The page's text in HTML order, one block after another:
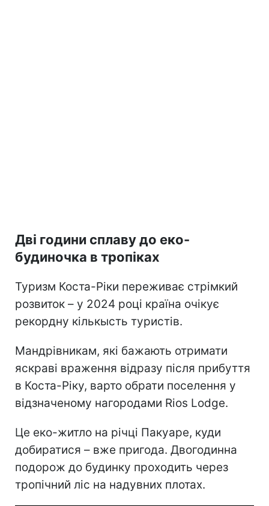
Дві години сплаву до еко-
будиночка в тропіках
Туризм Коста-Ріки переживає стрімкий
розвиток – у 2024 році країна очікує
рекордну кількысть туристів.
Мандрівникам, які бажають отримати
яскраві враження відразу після прибуття
в Коста-Ріку, варто обрати поселення у
відзначеному нагородами Rios Lodge.
Це еко-житло на річці Пакуаре, куди
добиратися – вже пригода. Двогодинна
подорож до будинку проходить через
тропічний ліс на надувних плотах.